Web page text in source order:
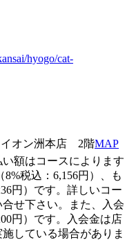
hyogo/cat-
オン洲本店 2階MAP
額はコースによります
税込：6,156円）、も
円）です。詳しいコー
せ下さい。また、入会
円）です。入会金は店
している場合がありま